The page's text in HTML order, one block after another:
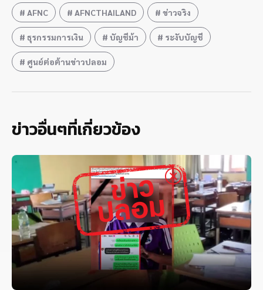
AFNC AFNCTHAILAND ข่าวจริง
ธุรกรรมการเงิน บัญชีม้า ระงับบัญชี
ศูนย์ต่อต้านข่าวปลอม
ข่าวอื่นๆที่เกี่ยวข้อง